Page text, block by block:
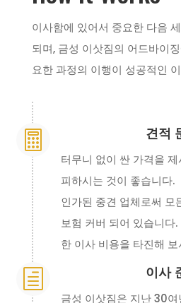
이사함에 있어서 중요한 다음
되며, 금성 이삿짐의 어드바이
요한 과정의 이행이 성공적인
 견적
터무니 없이 싼 가격을
피하시는 것이 좋습니다
인가된 중견 업체로써 모
보험 커버 되어 있습니
한 이사 비용을 타진해
h 이사
금성 이삿짐은 지난 30